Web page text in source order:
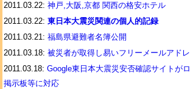
2011.03.22: 神戸,大阪,京都 関西の格安ホテル
2011.03.22: 東日本大震災関連の個人的記録
2011.03.21: 福島県避難者名簿公開
2011.03.18: 被災者が取得し易いフリーメールアド
2011.03.18: Google東日本大震災安否確認サイトが
掲示板等に対応